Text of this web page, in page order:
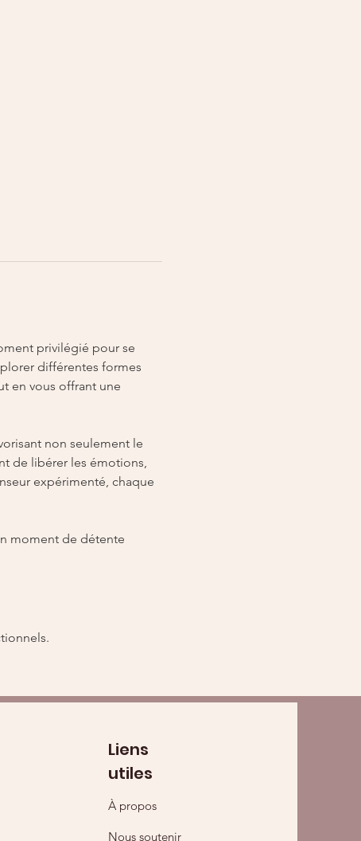
privilégié pour se
différentes formes
en vous offrant une
non seulement le
de libérer les émotions,
expérimenté, chaque
moment de détente
Liens
utiles
À propos
Nous soutenir